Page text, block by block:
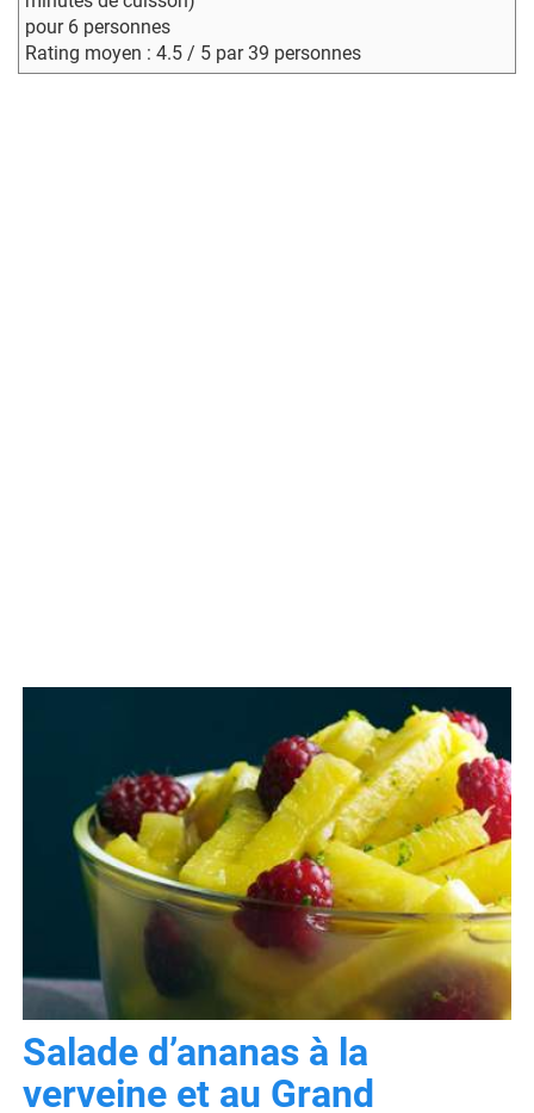
pour 6 personnes
Rating moyen : 4.5 / 5 par 39 personnes
Salade d’ananas à la
verveine et au Grand